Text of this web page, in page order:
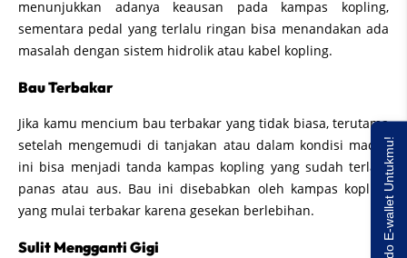
menunjukkan adanya keausan pada kampas kopling,
sementara pedal yang terlalu ringan bisa menandakan ada
masalah dengan sistem hidrolik atau kabel kopling.
Bau Terbakar
Jika kamu mencium bau terbakar yang tidak biasa, terutama
setelah mengemudi di tanjakan atau dalam kondisi macet,
ini bisa menjadi tanda kampas kopling yang sudah terlalu
panas atau aus. Bau ini disebabkan oleh kampas kopling
yang mulai terbakar karena gesekan berlebihan.
Sulit Mengganti Gigi Saldo E-wallet Untukmu!